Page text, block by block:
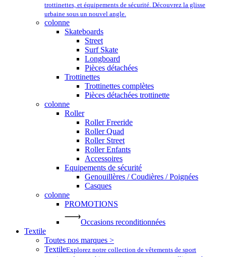
trottinettes, et équipements de sécurité. Découvrez la glisse
urbaine sous un nouvel angle.
colonne
Skateboards
Street
Surf Skate
Longboard
Pièces détachées
Trottinettes
Trottinettes complètes
Pièces détachées trottinette
colonne
Roller
Roller Freeride
Roller Quad
Roller Street
Roller Enfants
Accessoires
Equipements de sécurité
Genouillères / Coudières / Poignées
Casques
colonne
PROMOTIONS
Occasions reconditionnées
Textile
Toutes nos marques >
TextileExplorez notre collection de vêtements de sport